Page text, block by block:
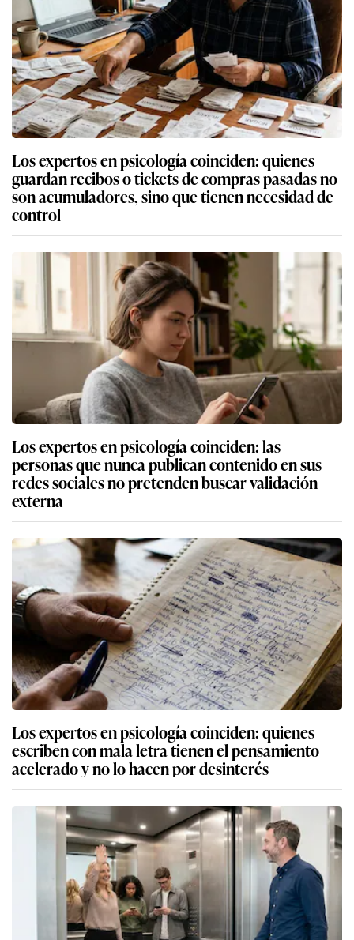
Los expertos en psicología coinciden: quienes
guardan recibos o tickets de compras pasadas no
son acumuladores, sino que tienen necesidad de
control
Los expertos en psicología coinciden: las
personas que nunca publican contenido en sus
redes sociales no pretenden buscar validación
externa
Los expertos en psicología coinciden: quienes
escriben con mala letra tienen el pensamiento
acelerado y no lo hacen por desinterés